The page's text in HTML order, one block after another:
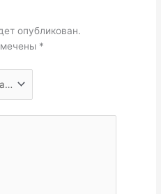
опубликован.
*